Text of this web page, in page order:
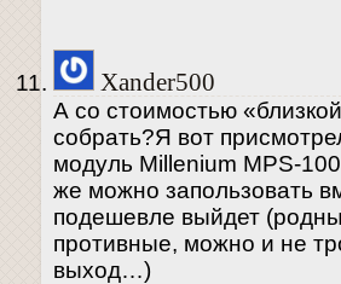
Xander500
А со стоимостью
собрать?Я вот
модуль Millenium MPS-
же можно запользовать
подешевле выйдет
противные, можно и не
выход…)